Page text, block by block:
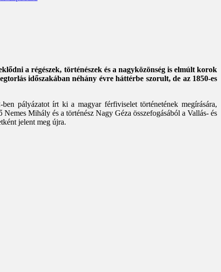
a régészek, történészek és a nagyközönség is elmúlt korok
időszakában néhány évre háttérbe szorult, de az 1850-es
pályázatot írt ki a magyar férfiviselet történetének megírására,
Mihály és a történész Nagy Géza összefogásából a Vallás- és
jelent meg újra.